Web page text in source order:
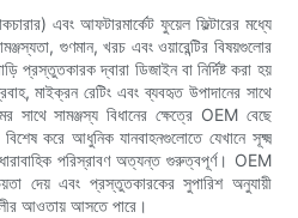
এবং আফটারমার্কেট ফুয়েল ফিল্টারের মধ্যে
গুণমান, খরচ এবং ওয়ারেন্টির বিষয়গুলোর
প্রস্তুতকারক দ্বারা ডিজাইন বা নির্দিষ্ট করা হয়
মাইক্রন রেটিং এবং ব্যবহৃত উপাদানের সাথে
সাথে সামঞ্জস্য বিধানের ক্ষেত্রে OEM বেছে
করে আধুনিক যানবাহনগুলোতে যেখানে সূক্ষ্ম
পরিস্রাবণ অত্যন্ত গুরুত্বপূর্ণ। OEM
দেয় এবং প্রস্তুতকারকের সুপারিশ অনুযায়ী
আওতায় আসতে পারে।